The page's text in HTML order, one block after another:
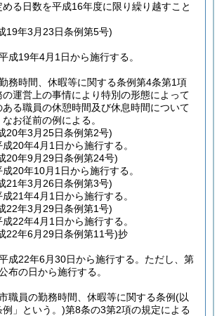
る日数を平成16年度に限り繰り越すこと
19年3月23日条例第5号)
成19年4月1日から施行する。
務時間、休暇等に関する条例第4条第1項
運営上の事情により特別の形態によって
る職員の休憩時間及び休息時間について
お従前の例による。
20年3月25日条例第2号)
20年4月1日から施行する。
20年9月29日条例第24号)
20年10月1日から施行する。
21年3月26日条例第3号)
21年4月1日から施行する。
22年3月29日条例第1号)
22年4月1日から施行する。
22年6月29日条例第11号)抄
成22年6月30日から施行する。 ただし、第
布の日から施行する。
職員の勤務時間、休暇等に関する条例(以
」という。)第8条の3第2項の規定による